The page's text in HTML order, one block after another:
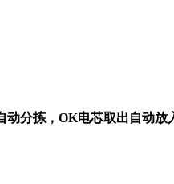
分拣，OK电芯取出自动放